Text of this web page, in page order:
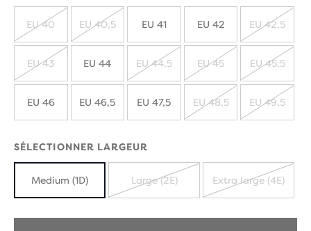
ÉPUISÉ
EU 40 EU 40,5 EU 41 EU 42 EU 42,5
EU 43 EU 44
ÉPUISÉ
EU 44,5
ÉPUISÉ
EU 45 EU 45,5
EU 46 EU 46,5 EU 47,5
ÉPUISÉ
EU 48,5 EU 49,5
SÉLECTIONNER LARGEUR
Medium (1D) Large (2E) Extra large (4E)